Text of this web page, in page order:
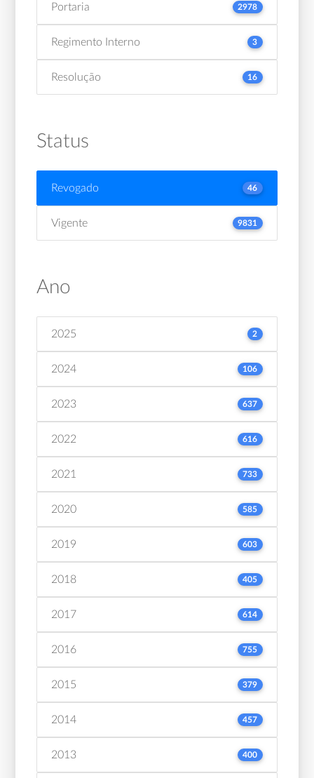
Portaria 2978
Regimento Interno 3
Resolução 16
Status
Revogado 46
Vigente 9831
Ano
2025 2
2024 106
2023 637
2022 616
2021 733
2020 585
2019 603
2018 405
2017 614
2016 755
2015 379
2014 457
2013 400